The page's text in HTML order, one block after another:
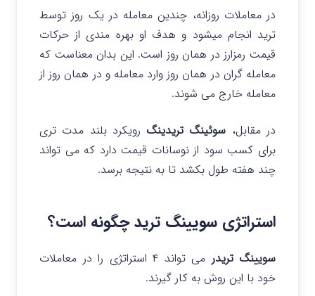
در معاملات روزانه، چندین معامله در یک روز توسط
ترید انجام میشود و هدف او بهره مندی از حرکات
قیمت رمزارز در همان روز است. این بدان معناست که
معامله گران در همان روز وارد معامله و در همان روز از
معامله خارج می شوند.
در مقابل، سوئینگ تریدینگرویکرد بلند مدت تری
برای کسب سود از نوسانات قیمت دارد که می تواند
چند هفته طول بکشد تا به نتیجه برسد.
استراتژی سویینگ ترید چگونه است؟
سویینگ تریدر
می تواند ۴ استراتژی را در معاملات
خود با این روش به کار گیرند.